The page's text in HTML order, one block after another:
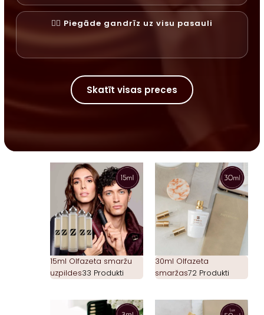
✓⃝ Piegāde gandrīz uz visu pasauli
Skatīt visas preces
15ml Olfazeta smaržu
uzpildes33 Produkti
30ml Olfazeta
smaržas72 Produkti